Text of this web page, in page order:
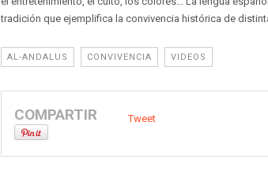
tradición que ejemplifica la convivencia histórica de
AL-ANDALUS CONVIVENCIA VIDEOS
COMPARTIR Tweet